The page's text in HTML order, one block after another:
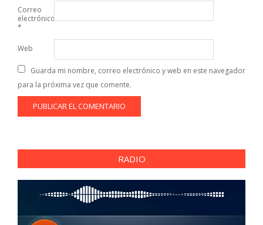
Correo
electrónico
*
Web
Guarda mi nombre, correo electrónico y web en este navegador
para la próxima vez que comente.
RADIO